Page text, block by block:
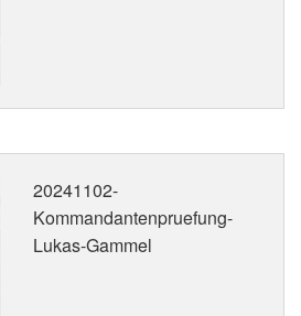
20241102-
Kommandantenpruefung-
Lukas-Gammel